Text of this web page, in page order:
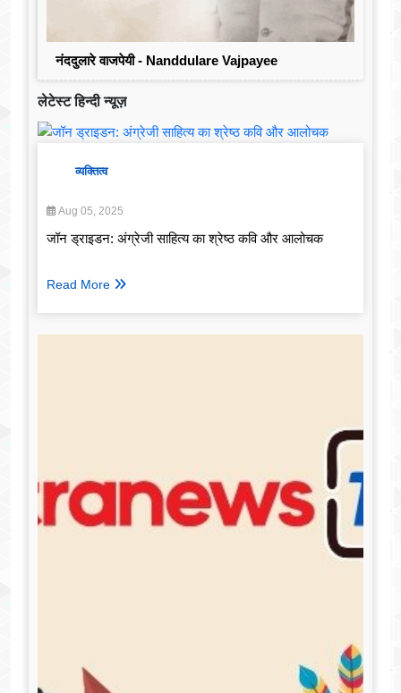
नंददुलारे वाजपेयी - Nanddulare Vajpayee
लेटेस्ट हिन्दी न्यूज़
व्यक्तित्व
Aug 05, 2025
जॉन ड्राइडन: अंग्रेजी साहित्य का श्रेष्ठ कवि और आलोचक
Read More